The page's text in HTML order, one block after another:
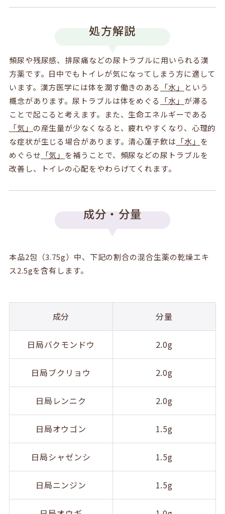
処方解説
頻尿や残尿感、排尿痛などの尿トラブルに用いられる漢
方薬です。日中でもトイレが気になってしまう方に適して
います。漢方医学には体を潤す働きのある 「水」
という
概念があります。尿トラブルは体をめぐる 「水」 が滞る
ことで起こると考えます。また、生命エネルギーである
「気」 の産生量が少なくなると、疲れやすくなり、心理的
な症状が生じる場合があります。清心蓮子飲は 「水」 を
めぐらせ 「気」 を補うことで、頻尿などの尿トラブルを
改善し、トイレの心配をやわらげてくれます。
成分・分量
本品2包（3.75g）中、下記の割合の混合生薬の乾燥エキ
ス2.5gを含有します。
成分 分量
日局バクモンドウ 2.0g
日局ブクリョウ 2.0g
日局レンニク 2.0g
日局オウゴン 1.5g
日局シャゼンシ 1.5g
日局ニンジン 1.5g